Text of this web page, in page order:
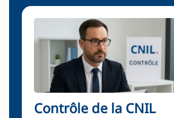
Contrôle de la CNIL